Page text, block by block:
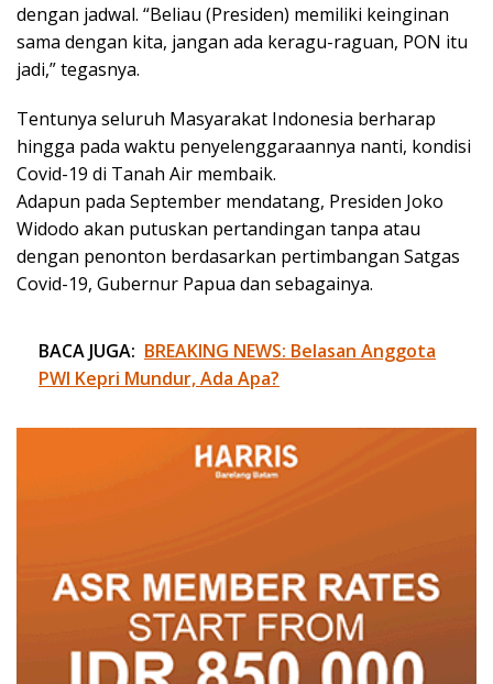
dengan jadwal. “Beliau (Presiden) memiliki keinginan
sama dengan kita, jangan ada keragu-raguan, PON itu
jadi,” tegasnya.
Tentunya seluruh Masyarakat Indonesia berharap
hingga pada waktu penyelenggaraannya nanti, kondisi
Covid-19 di Tanah Air membaik.
Adapun pada September mendatang, Presiden Joko
Widodo akan putuskan pertandingan tanpa atau
dengan penonton berdasarkan pertimbangan Satgas
Covid-19, Gubernur Papua dan sebagainya.
BACA JUGA: BREAKING NEWS: Belasan Anggota
PWI Kepri Mundur, Ada Apa?